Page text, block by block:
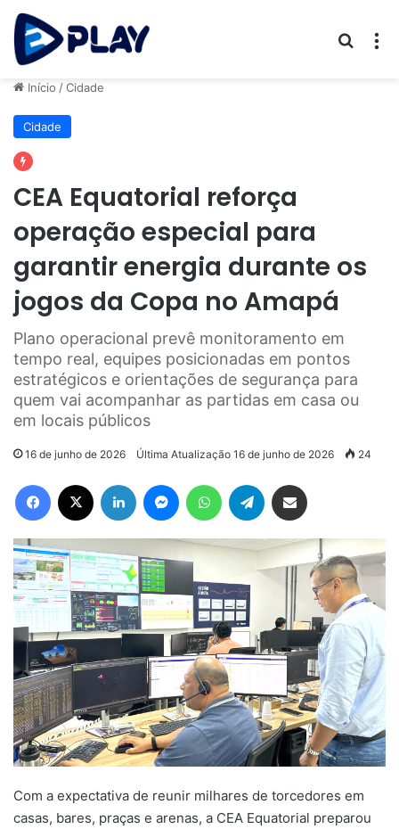
Início /Cidade
Cidade
CEA Equatorial reforça
operação especial para
garantir energia durante os
jogos da Copa no Amapá
Plano operacional prevê monitoramento em
tempo real, equipes posicionadas em pontos
estratégicos e orientações de segurança para
quem vai acompanhar as partidas em casa ou
em locais públicos
16 de junho de 2026 Última Atualização 16 de junho de 2026 24
Com a expectativa de reunir milhares de torcedores em
casas, bares, praças e arenas, a CEA Equatorial preparou